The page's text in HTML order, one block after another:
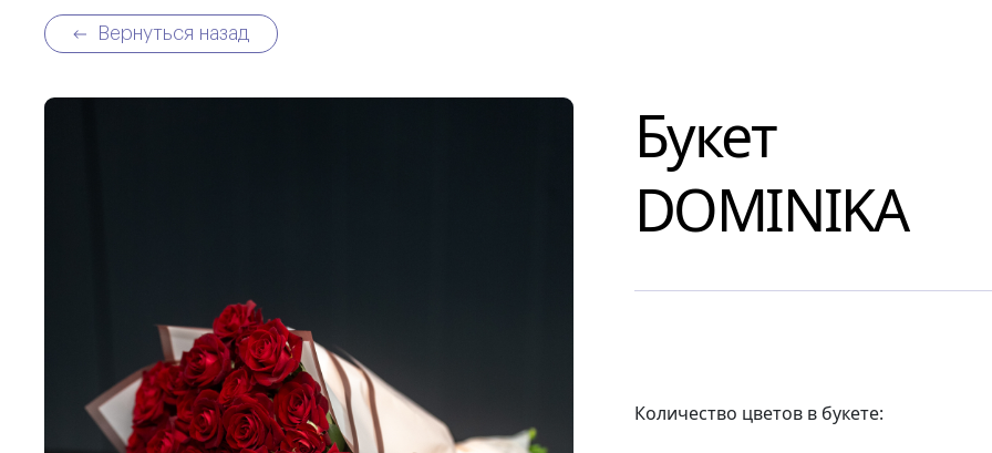
Вернуться назад
Букет
DOMINIKA
Количество цветов в букете: